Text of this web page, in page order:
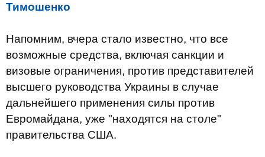
Тимошенко
Напомним, вчера стало известно, что все
возможные средства, включая санкции и
визовые ограничения, против представителей
высшего руководства Украины в случае
дальнейшего применения силы против
Евромайдана, уже "находятся на столе"
правительства США.